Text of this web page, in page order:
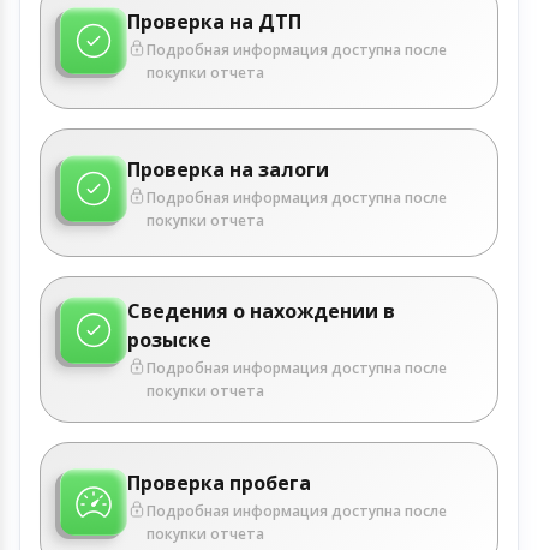
Проверка на ДТП
Подробная информация доступна после
покупки отчета
Проверка на залоги
Подробная информация доступна после
покупки отчета
Сведения о нахождении в
розыске
Подробная информация доступна после
покупки отчета
Проверка пробега
Подробная информация доступна после
покупки отчета